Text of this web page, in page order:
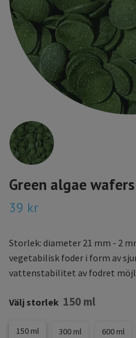
Green algae
39 kr
Storlek: diameter 21 mm - 2
vegetabilisk foder i form av
vattenstabilitet av fodret
Välj storlek 150 ml
150 ml 300 ml 600 ml